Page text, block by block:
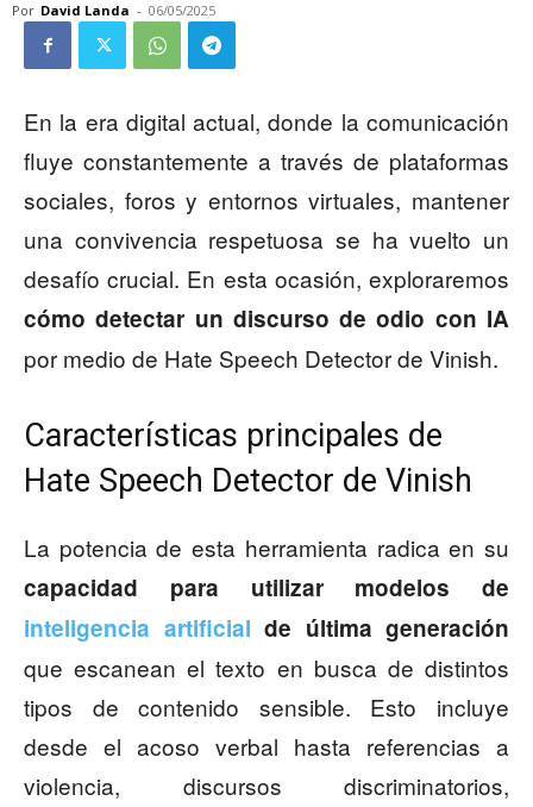
Por David Landa - 06/05/2025
En la era digital actual, donde la comunicación
fluye constantemente a través de plataformas
sociales, foros y entornos virtuales, mantener
una convivencia respetuosa se ha vuelto un
desafío crucial. En esta ocasión, exploraremos
cómo detectar un discurso de odio con IA
por medio de Hate Speech Detector de Vinish.
Características principales de
Hate Speech Detector de Vinish
La potencia de esta herramienta radica en su
capacidad para utilizar modelos de
inteligencia artificial de última generación
que escanean el texto en busca de distintos
tipos de contenido sensible. Esto incluye
desde el acoso verbal hasta referencias a
violencia, discursos discriminatorios,